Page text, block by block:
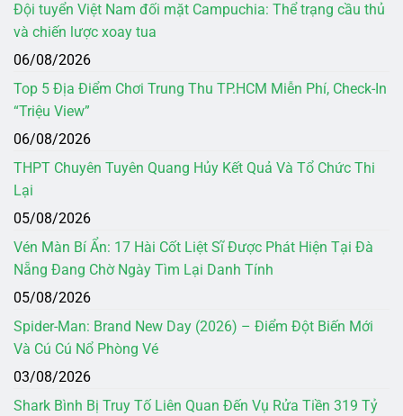
Đội tuyển Việt Nam đối mặt Campuchia: Thể trạng cầu thủ
và chiến lược xoay tua
06/08/2026
Top 5 Địa Điểm Chơi Trung Thu TP.HCM Miễn Phí, Check-In
“Triệu View”
06/08/2026
THPT Chuyên Tuyên Quang Hủy Kết Quả Và Tổ Chức Thi
Lại
05/08/2026
Vén Màn Bí Ẩn: 17 Hài Cốt Liệt Sĩ Được Phát Hiện Tại Đà
Nẵng Đang Chờ Ngày Tìm Lại Danh Tính
05/08/2026
Spider-Man: Brand New Day (2026) – Điểm Đột Biến Mới
Và Cú Cú Nổ Phòng Vé
03/08/2026
Shark Bình Bị Truy Tố Liên Quan Đến Vụ Rửa Tiền 319 Tỷ